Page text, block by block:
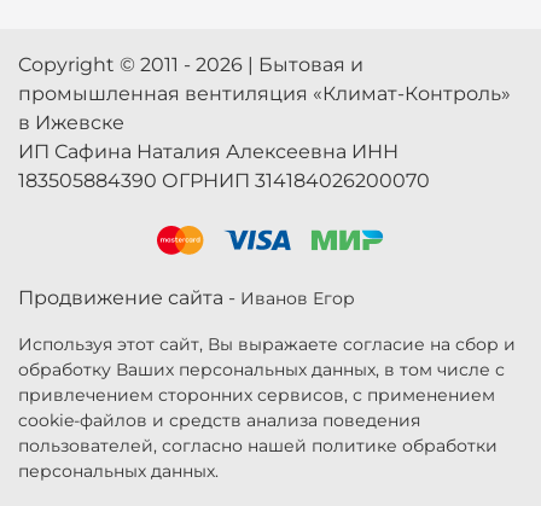
Copyright © 2011 - 2026 | Бытовая и
промышленная вентиляция «Климат-Контроль»
в Ижевске
ИП Сафина Наталия Алексеевна ИНН
183505884390 ОГРНИП 314184026200070
Продвижение сайта - Иванов Егор
Используя этот сайт, Вы выражаете согласие на сбор и
обработку Ваших персональных данных, в том числе с
привлечением сторонних сервисов, с применением
cookie-файлов и средств анализа поведения
пользователей, согласно нашей политике обработки
персональных данных.